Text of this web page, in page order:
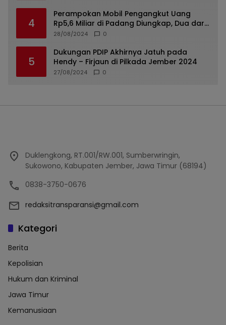
4
Perampokan Mobil Pengangkut Uang
Rp5,6 Miliar di Padang Diungkap, Dua dari
Tiga Tersangka Merupakan Oknum Polisi
28/08/2024 0
5
Dukungan PDIP Akhirnya Jatuh pada
Hendy – Firjaun di Pilkada Jember 2024
27/08/2024 0
Duklengkong, RT.001/RW.001, Sumberwringin,
Sukowono, Kabupaten Jember, Jawa Timur (68194)
0838-3750-0676
redaksitransparansi@gmail.com
Kategori
Berita
Kepolisian
Hukum dan Kriminal
Jawa Timur
Kemanusiaan